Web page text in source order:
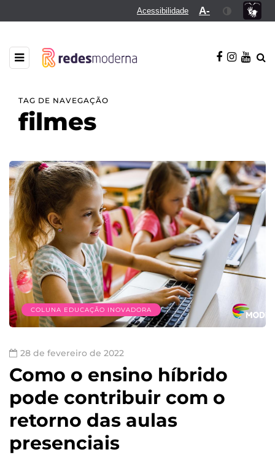
Acessibilidade A-
TAG DE NAVEGAÇÃO
filmes
COLUNA EDUCAÇÃO INOVADORA
28 de fevereiro de 2022
Como o ensino híbrido
pode contribuir com o
retorno das aulas
presenciais